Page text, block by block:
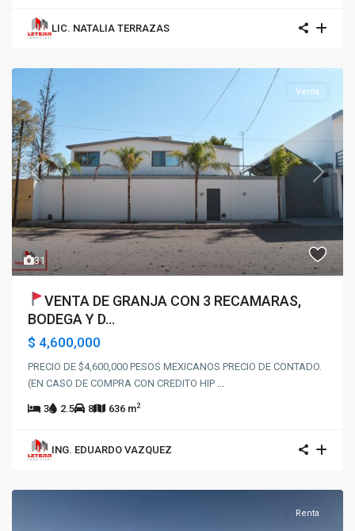
LIC. NATALIA TERRAZAS
31
Previous Next
Venta
VENTA DE GRANJA CON 3 RECAMARAS,
BODEGA Y D...
$ 4,600,000
PRECIO DE $4,600,000 PESOS MEXICANOS PRECIO DE CONTADO.
(EN CASO DE COMPRA CON CREDITO HIP
3 2.5 8 636 m2
ING. EDUARDO VAZQUEZ
Renta